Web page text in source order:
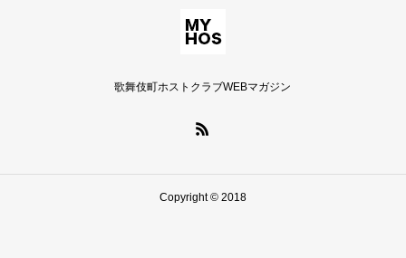
歌舞伎町ホストクラブWEBマガジン
Copyright © 2018